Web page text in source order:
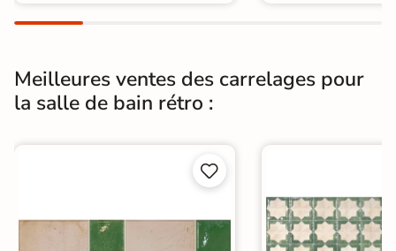
Meilleures ventes des carrelages pour
la salle de bain rétro :

